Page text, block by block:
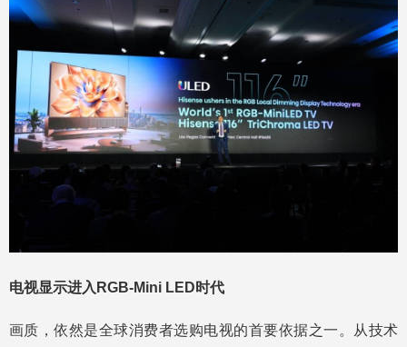
电视显示进入RGB-Mini LED时代
画质，依然是全球消费者选购电视的首要依据之一。从技术